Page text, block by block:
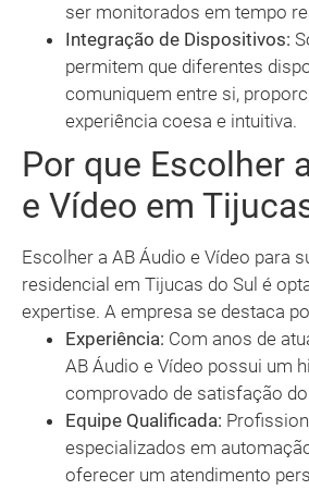
ser monitorados em tempo
Integração de Dispositivos:
permitem que diferentes
comuniquem entre si,
experiência coesa e intuitiva.
Por que Escolher
e Vídeo em
Escolher a AB Áudio e Vídeo para
residencial em Tijucas do Sul é
expertise. A empresa se destaca
Experiência: Com anos de
AB Áudio e Vídeo possui um
comprovado de satisfação
Equipe Qualificada:
especializados em
oferecer um atendimento